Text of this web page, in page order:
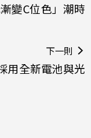
變C位色」潮時
下一則
用全新電池與光